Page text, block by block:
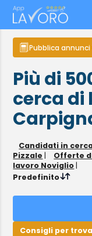
Pubblica
Più di
cerca di
Candidati in
Pizzale | Offerte
lavoro Noviglio |
Predefinito
Consigli per